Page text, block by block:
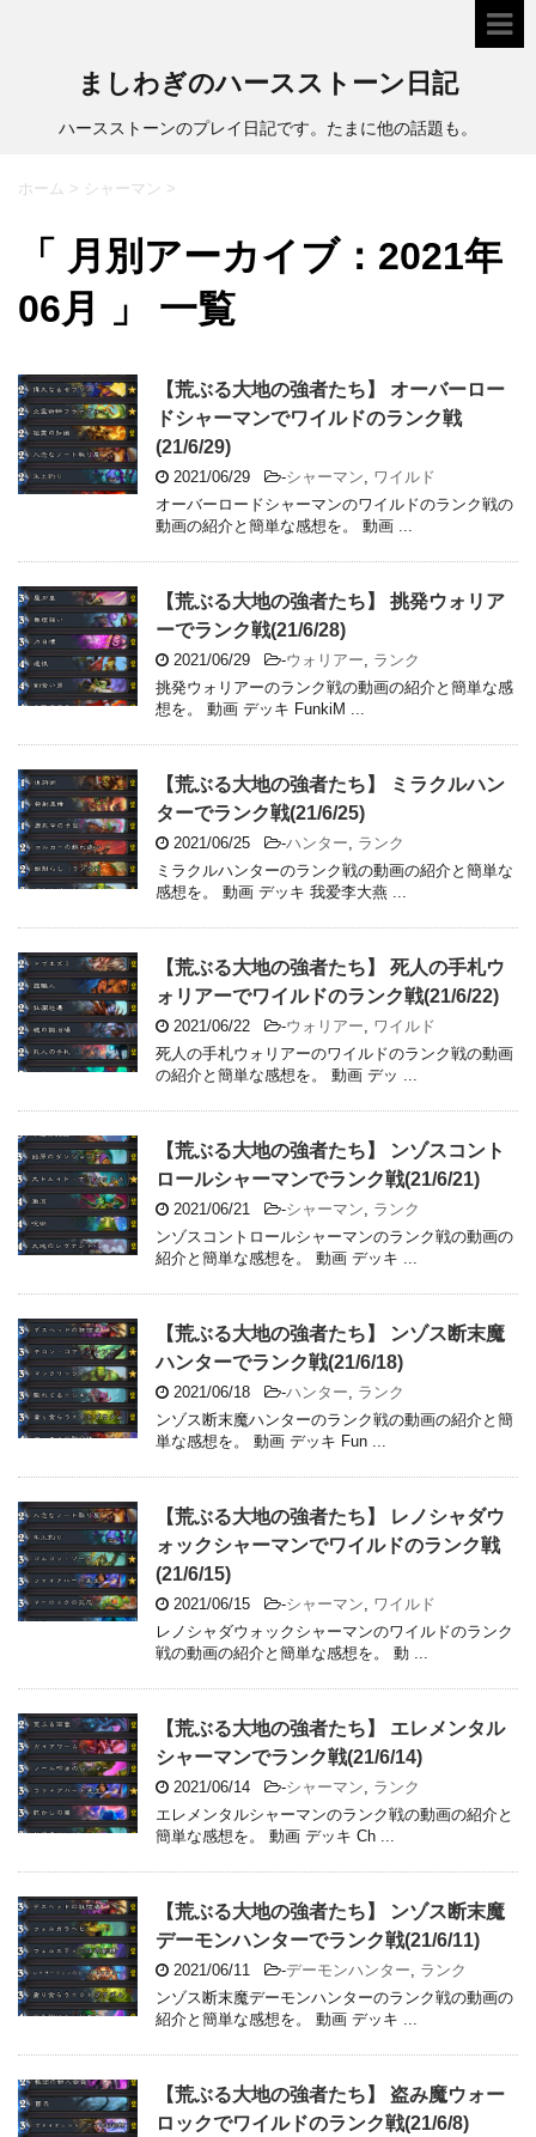
ましわぎのハースストーン日記
ハースストーンのプレイ日記です。たまに他の話題も。
ホーム > シャーマン >
「 月別アーカイブ：2021年
06月 」 一覧
【荒ぶる大地の強者たち】 オーバーロー
ドシャーマンでワイルドのランク戦
(21/6/29)
2021/06/29 -シャーマン
ワイルド
オーバーロードシャーマンのワイルドのランク戦の
動画の紹介と簡単な感想を。 動画 ...
【荒ぶる大地の強者たち】 挑発ウォリア
ーでランク戦(21/6/28)
2021/06/29 -ウォリアー
ランク
挑発ウォリアーのランク戦の動画の紹介と簡単な感
想を。 動画 デッキ FunkiM ...
【荒ぶる大地の強者たち】 ミラクルハン
ターでランク戦(21/6/25)
2021/06/25 -ハンター
ランク
ミラクルハンターのランク戦の動画の紹介と簡単な
感想を。 動画 デッキ 我爱李大燕 ...
【荒ぶる大地の強者たち】 死人の手札ウ
ォリアーでワイルドのランク戦(21/6/22)
2021/06/22 -ウォリアー
ワイルド
死人の手札ウォリアーのワイルドのランク戦の動画
の紹介と簡単な感想を。 動画 デッ ...
【荒ぶる大地の強者たち】 ンゾスコント
ロールシャーマンでランク戦(21/6/21)
2021/06/21 -シャーマン
ランク
ンゾスコントロールシャーマンのランク戦の動画の
紹介と簡単な感想を。 動画 デッキ ...
【荒ぶる大地の強者たち】 ンゾス断末魔
ハンターでランク戦(21/6/18)
2021/06/18 -ハンター
ランク
ンゾス断末魔ハンターのランク戦の動画の紹介と簡
単な感想を。 動画 デッキ Fun ...
【荒ぶる大地の強者たち】 レノシャダウ
ォックシャーマンでワイルドのランク戦
(21/6/15)
2021/06/15 -シャーマン
ワイルド
レノシャダウォックシャーマンのワイルドのランク
戦の動画の紹介と簡単な感想を。 動 ...
【荒ぶる大地の強者たち】 エレメンタル
シャーマンでランク戦(21/6/14)
2021/06/14 -シャーマン
ランク
エレメンタルシャーマンのランク戦の動画の紹介と
簡単な感想を。 動画 デッキ Ch ...
【荒ぶる大地の強者たち】 ンゾス断末魔
デーモンハンターでランク戦(21/6/11)
2021/06/11 -デーモンハンター
ランク
ンゾス断末魔デーモンハンターのランク戦の動画の
紹介と簡単な感想を。 動画 デッキ ...
【荒ぶる大地の強者たち】 盗み魔ウォー
ロックでワイルドのランク戦(21/6/8)